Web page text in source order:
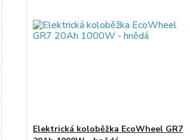
Elektrická koloběžka EcoWheel GR7